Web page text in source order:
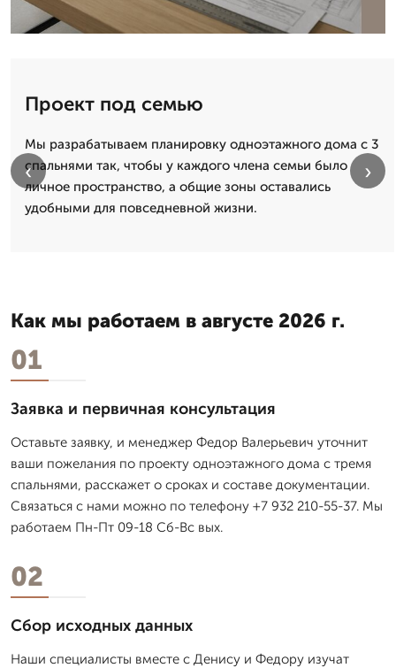
Проект под семью
Мы разрабатываем планировку одноэтажного дома с 3
спальнями так, чтобы у каждого члена семьи было
личное пространство, а общие зоны оставались
удобными для повседневной жизни.
‹ ›
Как мы работаем в августе 2026 г.
01
Заявка и первичная консультация
Оставьте заявку, и менеджер Федор Валерьевич уточнит
ваши пожелания по проекту одноэтажного дома с тремя
спальнями, расскажет о сроках и составе документации.
Связаться с нами можно по телефону +7 932 210-55-37. Мы
работаем Пн-Пт 09-18 Сб-Вс вых.
02
Сбор исходных данных
Наши специалисты вместе с Денису и Федору изучат